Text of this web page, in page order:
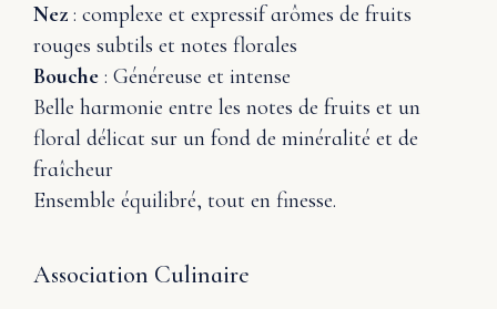
Nez : complexe et expressif arômes de fruits
rouges subtils et notes florales
Bouche : Généreuse et intense
Belle harmonie entre les notes de fruits et un
floral délicat sur un fond de minéralité et de
fraîcheur
Ensemble équilibré, tout en finesse.
Association Culinaire